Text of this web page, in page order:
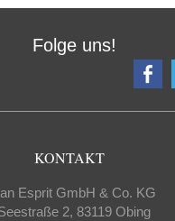
Folge uns!
KONTAKT
Esprit GmbH & Co. KG
2, 83119 Obing